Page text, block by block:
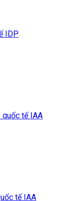
IDP
tế IAA
tế IAA